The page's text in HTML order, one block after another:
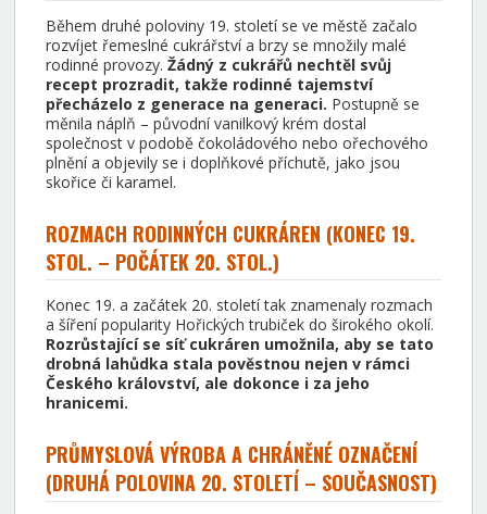
Během druhé poloviny 19. století se ve městě začalo
rozvíjet řemeslné cukrářství a brzy se množily malé
rodinné provozy. Žádný z cukrářů nechtěl svůj
recept prozradit, takže rodinné tajemství
přecházelo z generace na generaci. Postupně se
měnila náplň – původní vanilkový krém dostal
společnost v podobě čokoládového nebo ořechového
plnění a objevily se i doplňkové příchutě, jako jsou
skořice či karamel.
ROZMACH RODINNÝCH CUKRÁREN (KONEC 19.
STOL. – POČÁTEK 20. STOL.)
Konec 19. a začátek 20. století tak znamenaly rozmach
a šíření popularity Hořických trubiček do širokého okolí.
Rozrůstající se síť cukráren umožnila, aby se tato
drobná lahůdka stala pověstnou nejen v rámci
Českého království, ale dokonce i za jeho
hranicemi.
PRŮMYSLOVÁ VÝROBA A CHRÁNĚNÉ OZNAČENÍ
(DRUHÁ POLOVINA 20. STOLETÍ – SOUČASNOST)